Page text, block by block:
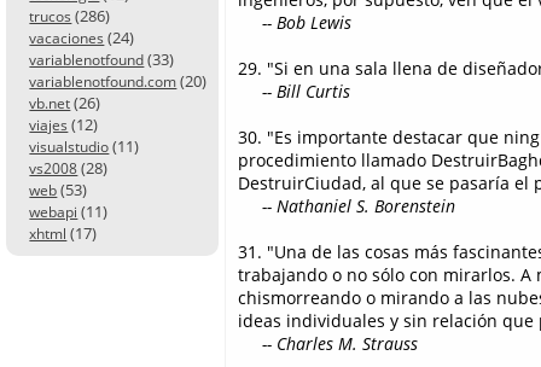
trucos (286)
vacaciones (24)
variablenotfound (33)
variablenotfound.com (20)
vb.net (26)
viajes (12)
visualstudio (11)
vs2008 (28)
web (53)
webapi (11)
xhtml (17)
-- Bob Lewis
29. "Si en una sala llena de
-- Bill Curtis
30. "Es importante destacar que
procedimiento llamado
DestruirCiudad, al que se pasaría el
-- Nathaniel S. Borenstein
31. "Una de las cosas más
trabajando o no sólo con mirarlos.
chismorreando o mirando a las
ideas individuales y sin relación
-- Charles M. Strauss